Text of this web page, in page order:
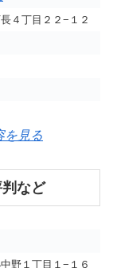
４丁目２２−１２
を見る
など
野１丁目１−１６